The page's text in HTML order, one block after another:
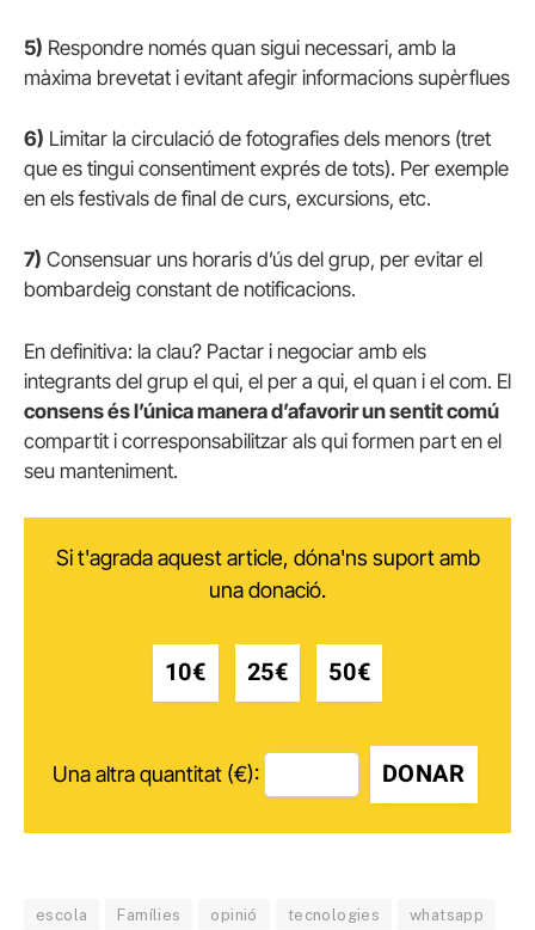
5) Respondre només quan sigui necessari, amb la
màxima brevetat i evitant afegir informacions supèrflues
6) Limitar la circulació de fotografies dels menors (tret
que es tingui consentiment exprés de tots). Per exemple
en els festivals de final de curs, excursions, etc.
7) Consensuar uns horaris d’ús del grup, per evitar el
bombardeig constant de notificacions.
En definitiva: la clau? Pactar i negociar amb els
integrants del grup el qui, el per a qui, el quan i el com. El
consens és l’única manera d’afavorir un sentit comú
compartit i corresponsabilitzar als qui formen part en el
seu manteniment.
Si t'agrada aquest article, dóna'ns suport amb
una donació.
10€ 25€ 50€
Una altra quantitat (€): DONAR
escola Famílies opinió tecnologies whatsapp